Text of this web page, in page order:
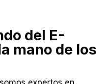
del E-
mano de los